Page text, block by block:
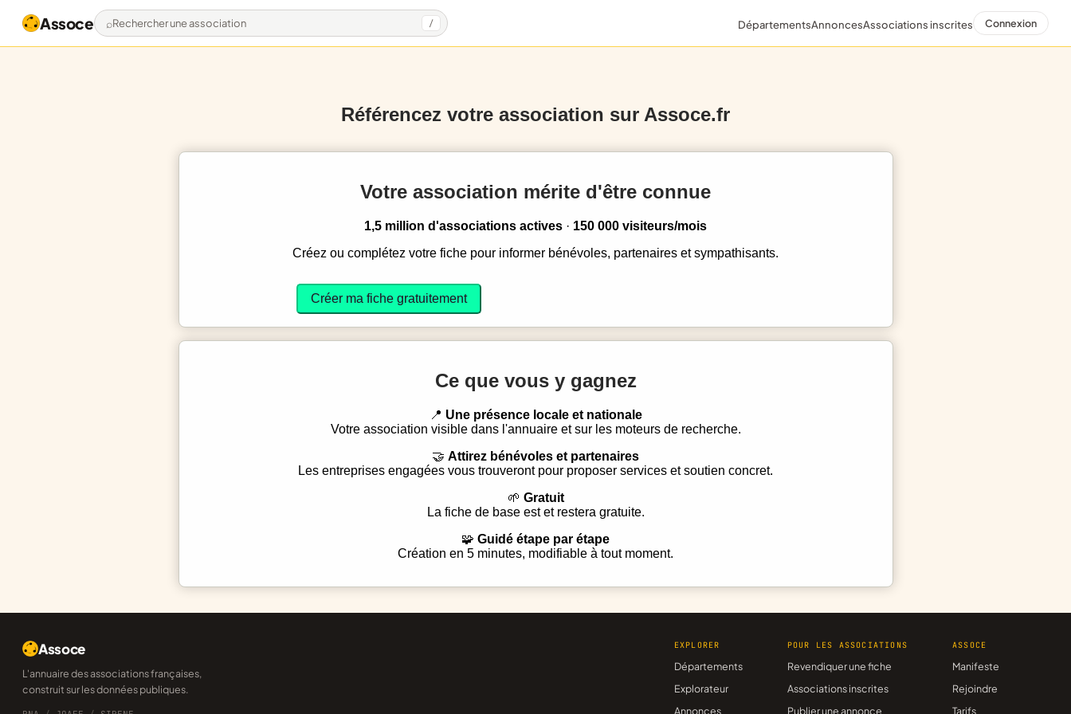
Assoce Rechercher une association / DépartementsAnnoncesAssociations inscrites Connexion
Référencez votre association sur Assoce.fr
Votre association mérite d'être connue
1,5 million d'associations actives · 150 000 visiteurs/mois
Créez ou complétez votre fiche pour informer bénévoles, partenaires et sympathisants.
Créer ma fiche gratuitement
Ce que vous y gagnez
Une présence locale et nationale
Votre association visible dans l'annuaire et sur les moteurs de recherche.
Attirez bénévoles et partenaires
Les entreprises engagées vous trouveront pour proposer services et soutien concret.
Gratuit
La fiche de base est et restera gratuite.
Guidé étape par étape
Création en 5 minutes, modifiable à tout moment.
Assoce
L'annuaire des associations françaises,
construit sur les données publiques.
EXPLORER
Départements
Explorateur
Annonces
POUR LES ASSOCIATIONS
Revendiquer une fiche
Associations inscrites
Publier une annonce
ASSOCE
Manifeste
Rejoindre
Tarifs